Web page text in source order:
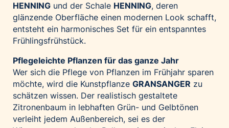
HENNING und der Schale HENNING, deren
glänzende Oberfläche einen modernen Look schafft,
entsteht ein harmonisches Set für ein entspanntes
Frühlingsfrühstück.
Pflegeleichte Pflanzen für das ganze Jahr
Wer sich die Pflege von Pflanzen im Frühjahr sparen
möchte, wird die Kunstpflanze GRANSANGER zu
schätzen wissen. Der realistisch gestaltete
Zitronenbaum in lebhaften Grün- und Gelbtönen
verleiht jedem Außenbereich, sei es der